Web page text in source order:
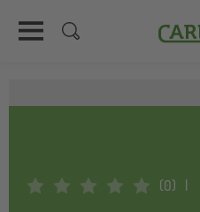
Inhalt
Average Rating: 0 (0)